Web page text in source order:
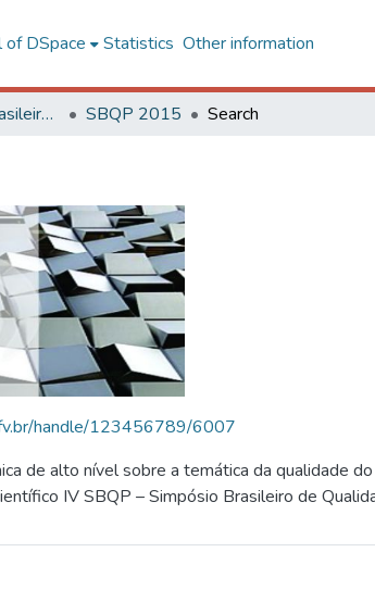
of DSpace Statistics Other information
SBQP - Simpósio Brasileiro de Qualidade do Projeto no Ambiente Construído SBQP 2015 Search
handle/123456789/6007
de alto nível sobre a temática da qualidade
IV SBQP – Simpósio Brasileiro de